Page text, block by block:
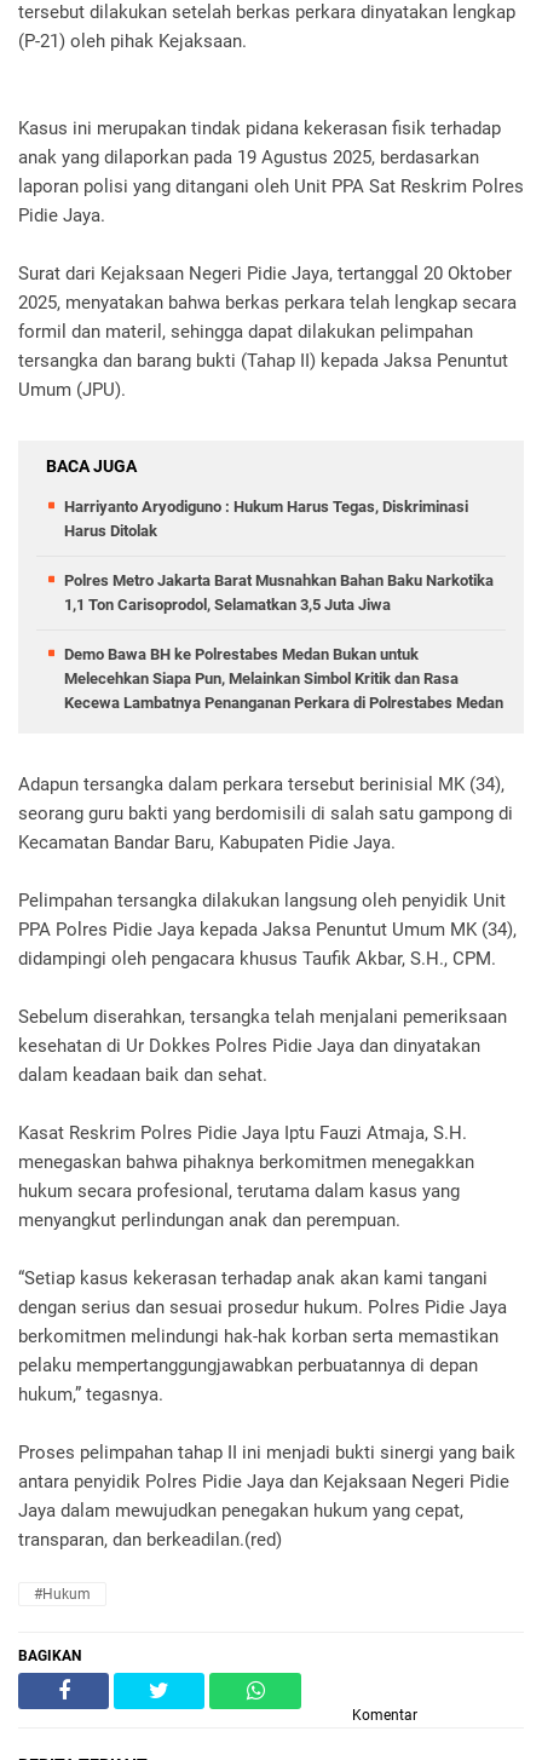
tersebut dilakukan setelah berkas perkara dinyatakan lengkap
(P-21) oleh pihak Kejaksaan.
Kasus ini merupakan tindak pidana kekerasan fisik terhadap
anak yang dilaporkan pada 19 Agustus 2025, berdasarkan
laporan polisi yang ditangani oleh Unit PPA Sat Reskrim Polres
Pidie Jaya.
Surat dari Kejaksaan Negeri Pidie Jaya, tertanggal 20 Oktober
2025, menyatakan bahwa berkas perkara telah lengkap secara
formil dan materil, sehingga dapat dilakukan pelimpahan
tersangka dan barang bukti (Tahap II) kepada Jaksa Penuntut
Umum (JPU).
BACA JUGA
Harriyanto Aryodiguno : Hukum Harus Tegas, Diskriminasi
Harus Ditolak
Polres Metro Jakarta Barat Musnahkan Bahan Baku Narkotika
1,1 Ton Carisoprodol, Selamatkan 3,5 Juta Jiwa
Demo Bawa BH ke Polrestabes Medan Bukan untuk
Melecehkan Siapa Pun, Melainkan Simbol Kritik dan Rasa
Kecewa Lambatnya Penanganan Perkara di Polrestabes Medan
Adapun tersangka dalam perkara tersebut berinisial MK (34),
seorang guru bakti yang berdomisili di salah satu gampong di
Kecamatan Bandar Baru, Kabupaten Pidie Jaya.
Pelimpahan tersangka dilakukan langsung oleh penyidik Unit
PPA Polres Pidie Jaya kepada Jaksa Penuntut Umum MK (34),
didampingi oleh pengacara khusus Taufik Akbar, S.H., CPM.
Sebelum diserahkan, tersangka telah menjalani pemeriksaan
kesehatan di Ur Dokkes Polres Pidie Jaya dan dinyatakan
dalam keadaan baik dan sehat.
Kasat Reskrim Polres Pidie Jaya Iptu Fauzi Atmaja, S.H.
menegaskan bahwa pihaknya berkomitmen menegakkan
hukum secara profesional, terutama dalam kasus yang
menyangkut perlindungan anak dan perempuan.
“Setiap kasus kekerasan terhadap anak akan kami tangani
dengan serius dan sesuai prosedur hukum. Polres Pidie Jaya
berkomitmen melindungi hak-hak korban serta memastikan
pelaku mempertanggungjawabkan perbuatannya di depan
hukum,” tegasnya.
Proses pelimpahan tahap II ini menjadi bukti sinergi yang baik
antara penyidik Polres Pidie Jaya dan Kejaksaan Negeri Pidie
Jaya dalam mewujudkan penegakan hukum yang cepat,
transparan, dan berkeadilan.(red)
#Hukum
BAGIKAN
Komentar